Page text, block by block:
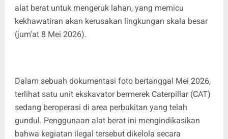
alat berat untuk mengeruk lahan, yang memicu
kekhawatiran akan kerusakan lingkungan skala besar
(jum'at 8 Mei 2026).
Dalam sebuah dokumentasi foto bertanggal Mei 2026,
terlihat satu unit ekskavator bermerek Caterpillar (CAT)
sedang beroperasi di area perbukitan yang telah
gundul. Penggunaan alat berat ini mengindikasikan
bahwa kegiatan ilegal tersebut dikelola secara